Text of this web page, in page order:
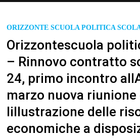
ORIZZONTE SCUOLA POLITICA
Orizzontescuola
– Rinnovo contratto
24, primo incontro
marzo nuova riunione
lillustrazione delle
economiche a